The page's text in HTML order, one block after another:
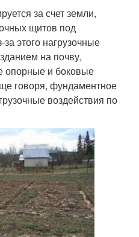
за счет земли,
щитов под
этого нагрузочные
на почву,
опорные и боковые
говоря, фундаментное
воздействия по